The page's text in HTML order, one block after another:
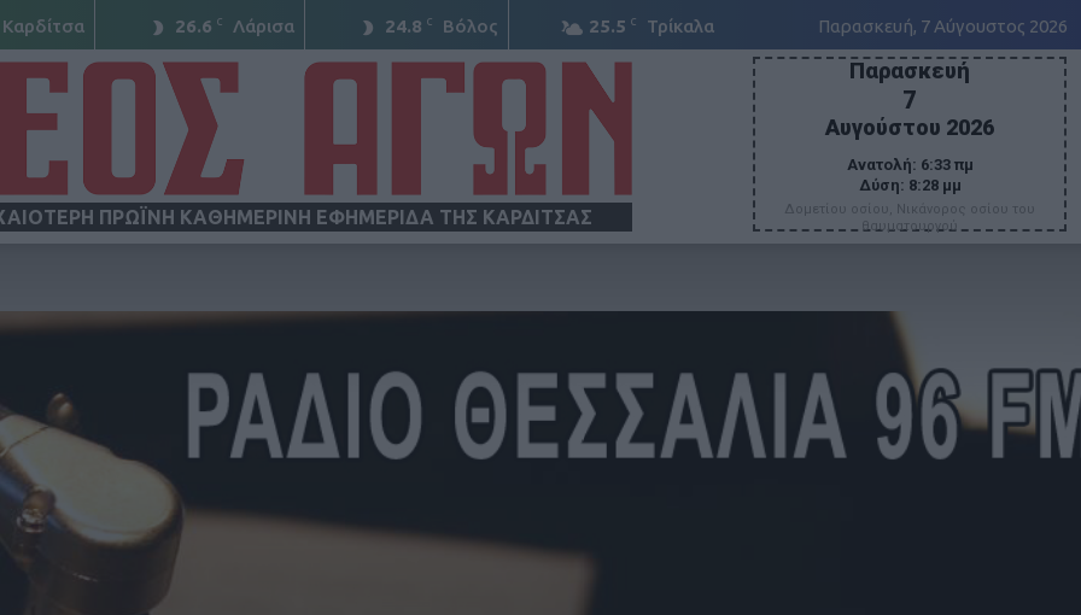
Καρδίτσα 26.6 C Λάρισα 24.8 C Βόλος 25.5 C Τρίκαλα Παρασκευή, 7 Αύγουστος 2026
ΠΡΩΪΝΗ ΚΑΘΗΜΕΡΙΝΗ ΕΦΗΜΕΡΙΔΑ ΤΗΣ ΚΑΡΔΙΤΣΑΣ
ΝΕΟΣ
Παρασκευή
7
Αυγούστου 2026
Ανατολή: 6:33 πμ
Δύση: 8:28 μμ
Δομετίου οσίου, Νικάνορος οσίου του
θαυματουργού